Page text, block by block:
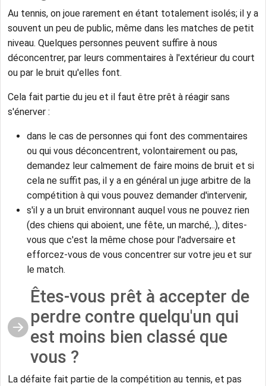
Au tennis, on joue rarement en étant totalement isolés; il y a
souvent un peu de public, même dans les matches de petit
niveau. Quelques personnes peuvent suffire à nous
déconcentrer, par leurs commentaires à l'extérieur du court
ou par le bruit qu'elles font.
Cela fait partie du jeu et il faut être prêt à réagir sans
s'énerver :
dans le cas de personnes qui font des commentaires
ou qui vous déconcentrent, volontairement ou pas,
demandez leur calmement de faire moins de bruit et si
cela ne suffit pas, il y a en général un juge arbitre de la
compétition à qui vous pouvez demander d'intervenir,
s'il y a un bruit environnant auquel vous ne pouvez rien
(des chiens qui aboient, une fête, un marché,..), dites-
vous que c'est la même chose pour l'adversaire et
efforcez-vous de vous concentrer sur votre jeu et sur
le match.
Êtes-vous prêt à accepter de
perdre contre quelqu'un qui
est moins bien classé que
vous ?
La défaite fait partie de la compétition au tennis, et pas